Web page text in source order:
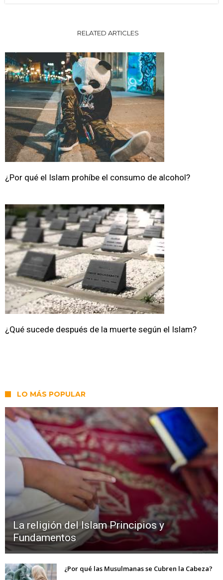
RELATED ARTICLES
¿Por qué el Islam prohíbe el consumo de alcohol?
¿Qué sucede después de la muerte según el Islam?
LO MÁS POPULAR
La religión del Islam Principios y
Fundamentos
¿Por qué las Musulmanas se Cubren la Cabeza?